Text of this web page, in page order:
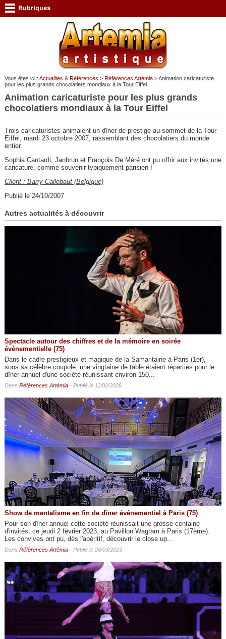
Vous êtes ici : Actualités & Références > Références Artémia> Animation caricaturiste
pour les plus grands chocolatiers mondiaux à la Tour Eiffel
Animation caricaturiste pour les plus grands
chocolatiers mondiaux à la Tour Eiffel
Trois caricaturistes animaient un dîner de prestige au sommet de la Tour
Eiffel, mardi 23 octobre 2007, rassemblant des chocolatiers du monde
entier.
Sophia Cantardi, Janbrun et François De Méré ont pu offrir aux invités une
caricature, comme souvenir typiquement parisien !
Client : Barry Callebaut (Belgique)
Publié le 24/10/2007
Autres actualités à découvrir
Spectacle autour des chiffres et de la mémoire en soirée
évènementielle (75)
Dans le cadre prestigieux et magique de la Samaritaine à Paris (1er),
sous sa célèbre coupole, une vingtaine de table étaient réparties pour le
dîner annuel d'une société réunissant environ 150...
Dans Références Artémia- Publié le 11/02/2026
Show de mentalisme en fin de dîner évènementiel à Paris (75)
Pour son dîner annuel cette société réunissait une grosse centaine
d'invités, ce jeudi 2 février 2023, au Pavillon Wagram à Paris (17ème).
Les convives ont pu, dès l'apéritif, découvrir le close up...
Dans Références Artémia- Publié le 24/03/2023